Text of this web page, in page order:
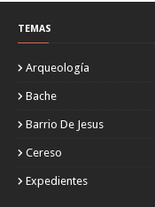
TEMAS
Arqueología
Bache
Barrio De Jesus
Cereso
Expedientes